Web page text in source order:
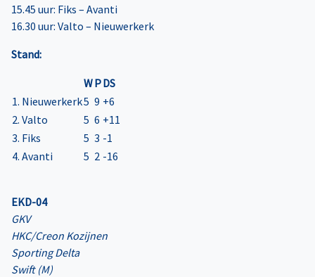
15.45 uur: Fiks – Avanti
16.30 uur: Valto – Nieuwerkerk
Stand:
WPDS
1. Nieuwerkerk5 9 +6
2. Valto
5 6 +11
3. Fiks
5 3 -1
4. Avanti
5 2 -16
EKD-04
GKV
HKC/Creon Kozijnen
Sporting Delta
Swift (M)